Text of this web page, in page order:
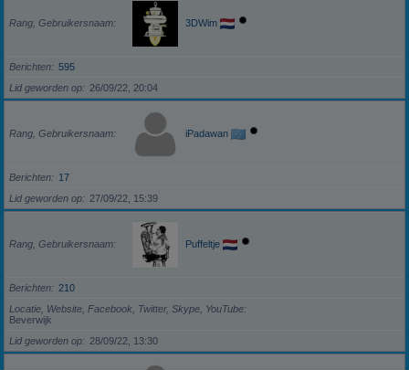
Rang, Gebruikersnaam 3DWim
Berichten
595
Lid geworden op
26/09/22, 20:04
Rang, Gebruikersnaam iPadawan
Berichten
17
Lid geworden op
27/09/22, 15:39
Rang, Gebruikersnaam Puffeltje
Berichten
210
Locatie, Website, Facebook, Twitter, Skype, YouTube
Beverwijk
Lid geworden op
28/09/22, 13:30